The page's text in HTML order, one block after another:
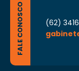
FALE CONOSCO
(62)